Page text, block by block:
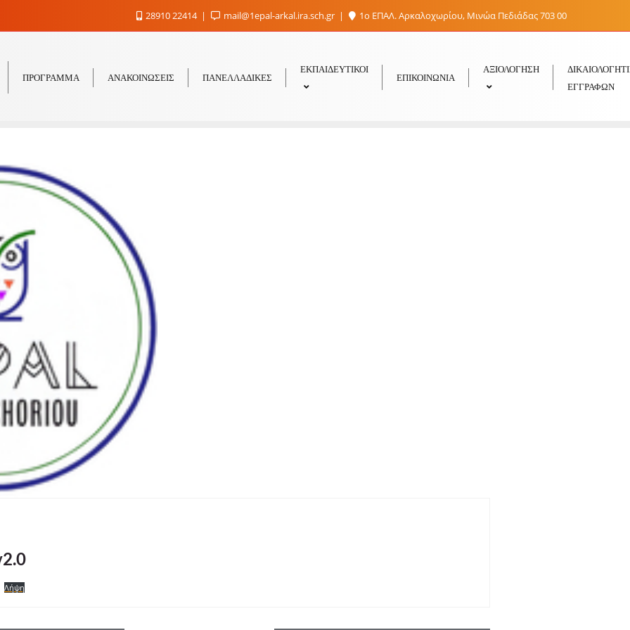
28910 22414 mail@1epal-arkal.ira.sch.gr 1ο ΕΠΑΛ. Αρκαλοχωρίου, Μινώα Πεδιάδας 703 00
ΠΡΟΓΡΑΜΜΑ ΑΝΑΚΟΙΝΩΣΕΙΣ ΠΑΝΕΛΛΑΔΙΚΕΣ
ΕΚΠΑΙΔΕΥΤΙΚΟΊ
ΕΠΙΚΟΙΝΩΝΊΑ
ΑΞΙΟΛΟΓΗΣΗ
ΕΓΓΡΑΦΏΝ
Λήψη